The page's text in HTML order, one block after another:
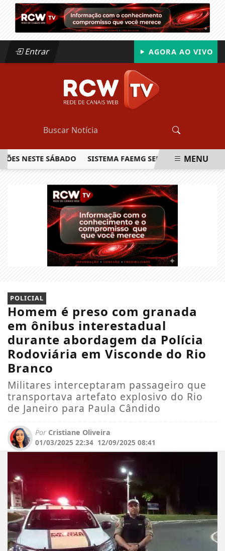
Entrar AGORA AO VIVO
SÁBADO SISTEMA FAEMG SENAR LANÇA OMENU
POLICIAL
Homem é preso com granada
em ônibus interestadual
durante abordagem da Polícia
Rodoviária em Visconde do Rio
Branco
Militares interceptaram passageiro que
transportava artefato explosivo do Rio
de Janeiro para Paula Cândido
Por Cristiane Oliveira
01/03/2025 22:34 12/09/2025 08:41